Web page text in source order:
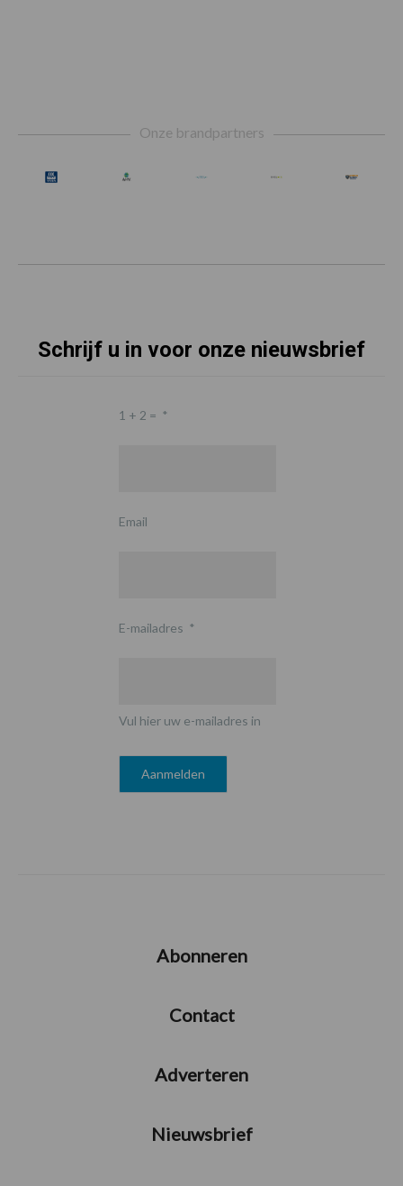
Onze brandpartners
Schrijf u in voor onze nieuwsbrief
1 + 2 = *
Email
E-mailadres *
Vul hier uw e-mailadres in
Abonneren
Contact
Adverteren
Nieuwsbrief